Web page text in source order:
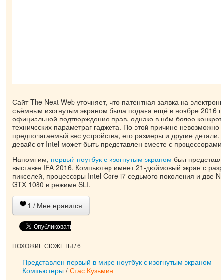
Сайт The Next Web уточняет, что патентная заявка на
съёмным изогнутым экраном была подана ещё в ноябре 2016
официальной подтверждение прав, однако в нём более
технических параметраг гаджета. По этой причине невозможно
предполагаемый вес устройства, его размеры и другие
девайс от Intel может быть представлен вместе с
Напомним, первый ноутбук с изогнутым экраном был
выставке IFA 2016. Компьютер имеет 21-дюймовый экран с
пикселей, процессоры Intel Core i7 седьмого поколения и две
GTX 1080 в режиме SLI.
1 / Мне нравится
ПОХОЖИЕ СЮЖЕТЫ / 6
Представлен первый в мире ноутбук с изогнутым экраном
Компьютеры / Стас Кузьмин